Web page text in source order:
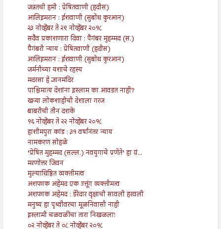
जन्नतची हमी : प्रेषितवाणी (हदीस)
आलिइमरान : ईशवाणी (सुबोध कुरआन)
२३ नोव्हेंबर ते २९ नोव्हेंबर २०१८
सदैव प्रकाशणारा दिवा : पैगंबर मुहम्मद (स.)
पैगंबरी न्याय : प्रेषितवाणी (हदीस)
आलिइमरान : ईशवाणी (सुबोध कुरआन)
जर्मनीच्या यशाचे रहस्य
मदरसा हे ज्ञानमंदिर
पाश्चिमात्य देशांना इस्लाम का आवडत नाही?
खऱ्या लोकशाहीची देशाला गरज
बाबरीची तीन दशके
१६ नोव्हेंबर ते २२ नोव्हेंबर २०१८
हाशीमपुरा कांड : ३१ वर्षांनंतर न्याय
नामकरण सोहळे
‘प्रेषित मुहम्मद (सल्ल.) नवयुगाचे प्रणेते’ हा ग्रं...
मरणोत्तर जिवन
मुल्याधिष्ठित व्यक्तीमत्व
अशफाक अहेमद एक उत्तूंग व्यक्तीमत्व
अशफाक अहेमद : डेरेदार वृक्षाची सावली हरवली
मनुष्य हा पृथ्वीवरचा मूळनिवासी नाही
इस्लामी चळवळीचा तारा निखळला!
०२ नोव्हेंबर ते ०८ नोव्हेंबर २०१८